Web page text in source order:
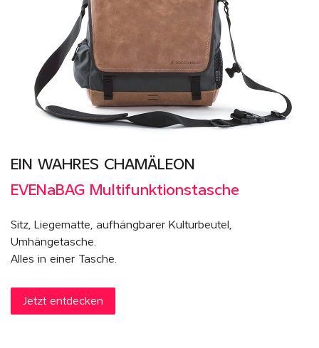
EIN WAHRES CHAMÄLEON
EVENaBAG Multifunktionstasche
Sitz, Liegematte, aufhängbarer Kulturbeutel,
Umhängetasche.
Alles in einer Tasche.
Jetzt entdecken